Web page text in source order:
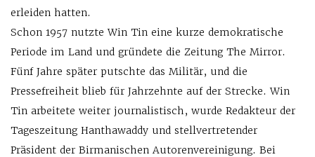
erleiden hatten.
Schon 1957 nutzte Win Tin eine kurze demokratische
Periode im Land und gründete die Zeitung The Mirror.
Fünf Jahre später putschte das Militär, und die
Pressefreiheit blieb für Jahrzehnte auf der Strecke. Win
Tin arbeitete weiter journalistisch, wurde Redakteur der
Tageszeitung Hanthawaddy und stellvertretender
Präsident der Birmanischen Autorenvereinigung. Bei